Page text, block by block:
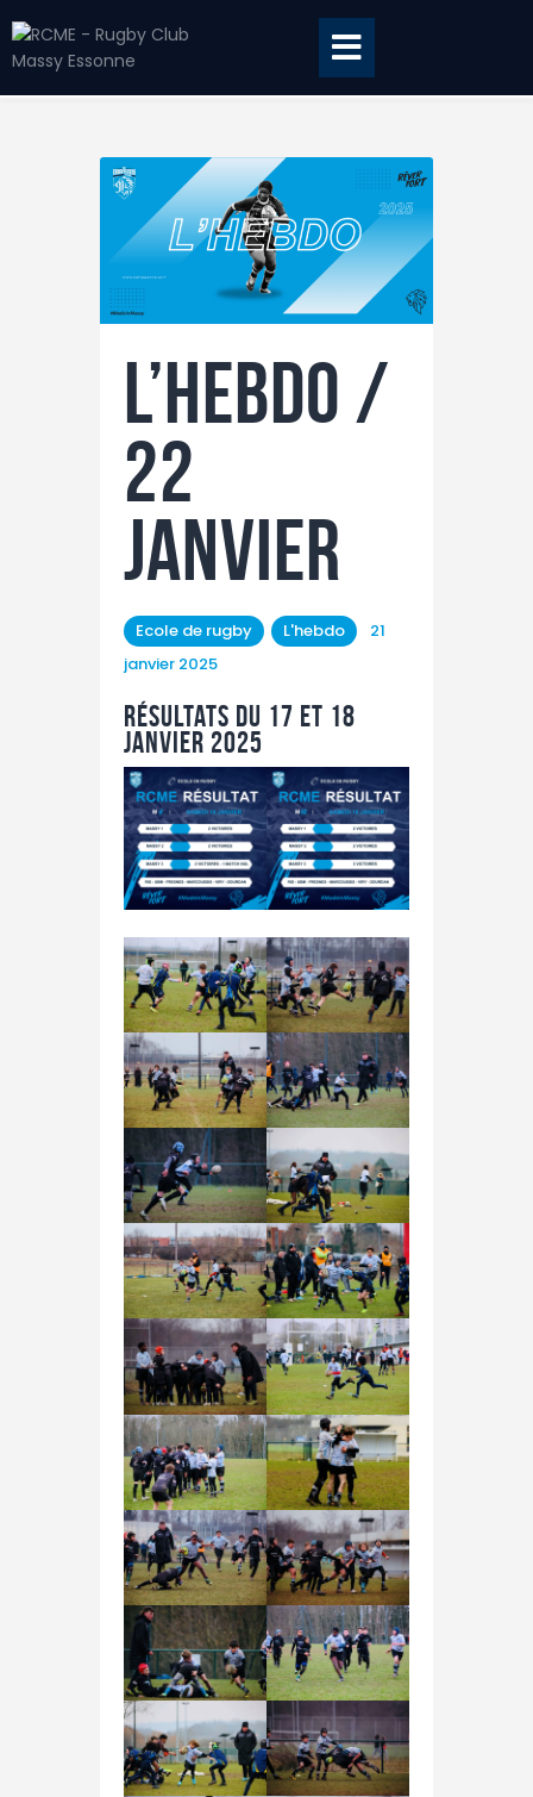
Accueil
BILLETTERIE
BOUTIQUE
CLUB
EQUIPE PRO
RCME Association
ENTREPRISES &
PARTENAIRES
TAXE D’APPRENTISSAGE
MÉCÉNAT
FORMATION /
RECONVERSION
RSE
ACTUALITÉS
Contact
L’hebdo /
22
janvier
Ecole de rugby L'hebdo
21
janvier 2025
Résultats du 17 et 18
janvier 2025